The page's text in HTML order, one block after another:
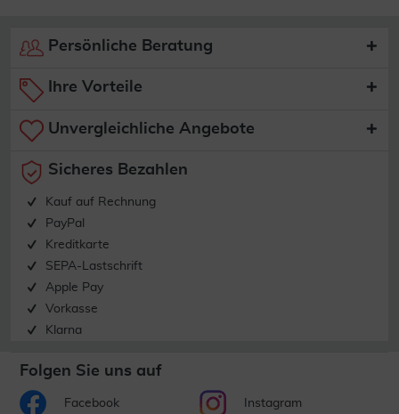
Persönliche Beratung
Ihre Vorteile
Unvergleichliche Angebote
Sicheres Bezahlen
Kauf auf Rechnung
PayPal
Kreditkarte
SEPA-Lastschrift
Apple Pay
Vorkasse
Klarna
Folgen Sie uns auf
Facebook Instagram